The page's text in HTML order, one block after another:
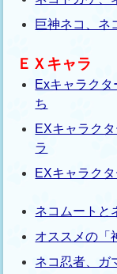
巨神ネコ、ネ
ＥＸキャラ
Exキャラク
ち
EXキャラク
ラ
EXキャラク
ネコムートと
オススメの「
ネコ忍者、ガ